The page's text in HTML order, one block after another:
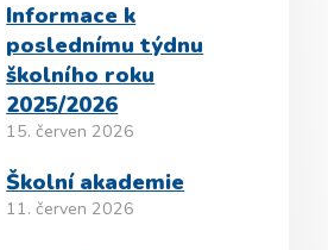
Informace k
poslednímu týdnu
školního roku
2025/2026
15. červen 2026
Školní akademie
11. červen 2026